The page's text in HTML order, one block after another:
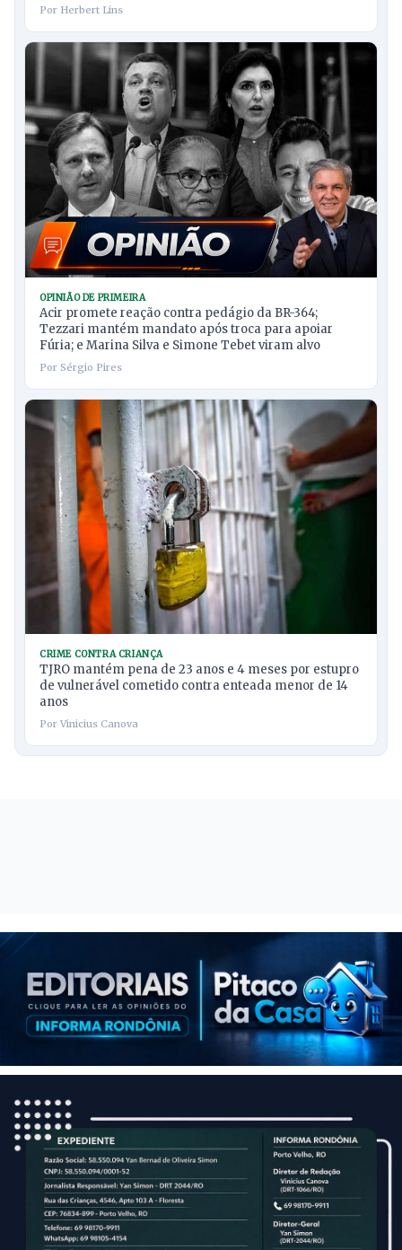
Por Herbert Lins
OPINIÃO DE PRIMEIRA
Acir promete reação contra pedágio da BR-364;
Tezzari mantém mandato após troca para apoiar
Fúria; e Marina Silva e Simone Tebet viram alvo
Por Sérgio Pires
CRIME CONTRA CRIANÇA
TJRO mantém pena de 23 anos e 4 meses por estupro
de vulnerável cometido contra enteada menor de 14
anos
Por Vinicius Canova